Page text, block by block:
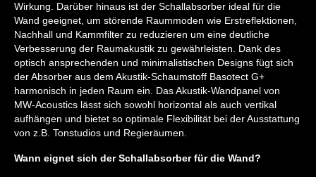
Wirkung. Darüber hinaus ist der Schallabsorber ideal für die
Wand geeignet, um störende Raummoden wie Erstreflektionen,
Nachhall und Kammfilter zu reduzieren um eine deutliche
Verbesserung der Raumakustik zu gewährleisten. Dank des
optisch ansprechenden und minimalistischen Designs fügt sich
der Absorber aus dem Akustik-Schaumstoff Basotect G+
harmonisch in jeden Raum ein. Das Akustik-Wandpanel von
MW-Acoustics lässt sich sowohl horizontal als auch vertikal
aufhängen und bietet so optimale Flexibilität bei der Ausstattung
von z.B. Tonstudios und Regieräumen.
Wann eignet sich der Schallabsorber für die Wand?